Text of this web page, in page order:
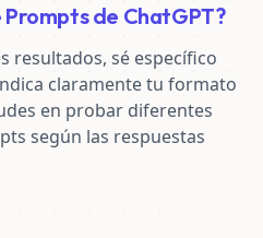
de ChatGPT?
resultados, sé específico
claramente tu formato
en probar diferentes
según las respuestas